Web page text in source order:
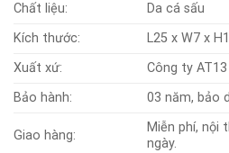
Chất liệu:
Da cá sấu
Kích thước:
L25 x W7 x
Xuất xứ:
Công ty
Bảo hành:
03 năm, bảo
Giao hàng:
Miễn phí, nội
ngày.